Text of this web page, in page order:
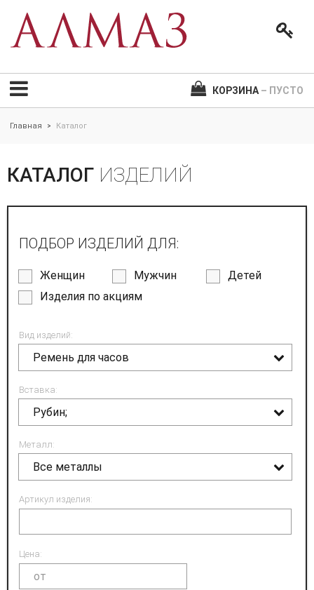
КОРЗИНА – ПУСТО
Главная > Каталог
КАТАЛОГ ИЗДЕЛИЙ
ПОДБОР ИЗДЕЛИЙ ДЛЯ:
Женщин Мужчин
Детей
Изделия по акциям
Вид изделий:
Ремень для часов
Вставка:
Рубин;
Металл:
Все металлы
Артикул изделия:
Цена: